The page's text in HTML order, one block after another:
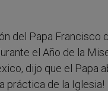
del Papa
el Año de la
dijo que el Papa
práctica de la Iglesia!